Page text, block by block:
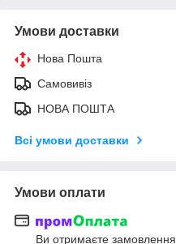
Умови доставки
Нова Пошта
Самовивіз
НОВА ПОШТА
Всі умови доставки
Умови оплати
Ви отримаєте замовлення